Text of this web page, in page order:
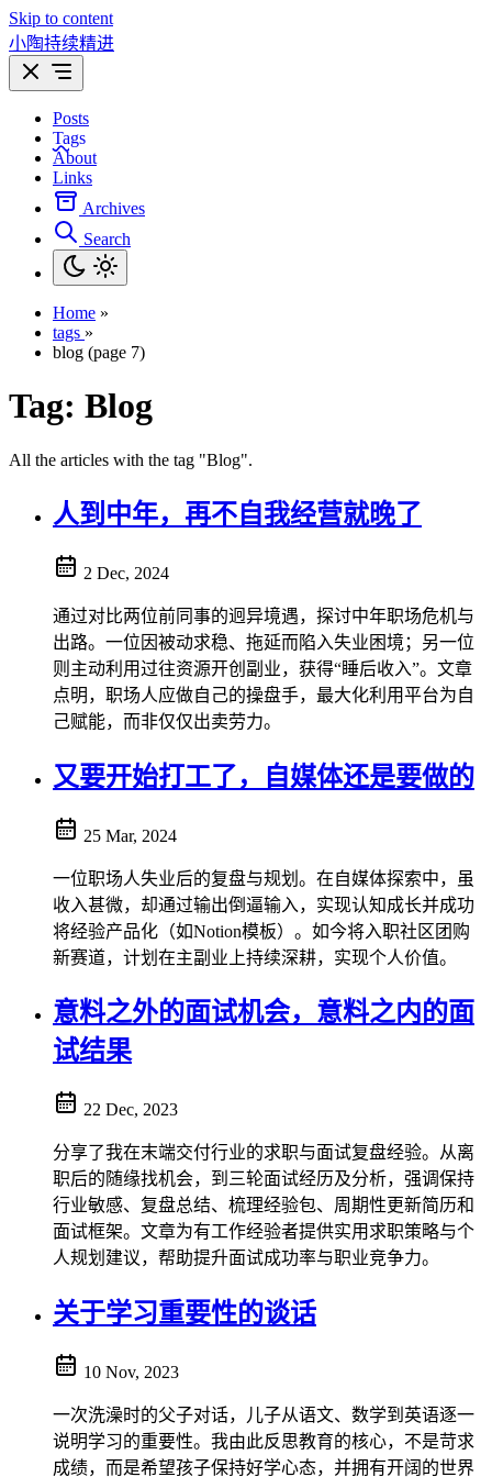
Skip to content
小陶持续精进
Posts
Tags
About
Links
Archives
Search
Home »
tags »
blog (page 7)
Tag: Blog
All the articles with the tag "Blog".
人到中年，再不自我经营就晚了
2 Dec, 2024
通过对比两位前同事的迥异境遇，探讨中年职场危机与
出路。一位因被动求稳、拖延而陷入失业困境；另一位
则主动利用过往资源开创副业，获得“睡后收入”。文章
点明，职场人应做自己的操盘手，最大化利用平台为自
己赋能，而非仅仅出卖劳力。
又要开始打工了，自媒体还是要做的
25 Mar, 2024
一位职场人失业后的复盘与规划。在自媒体探索中，虽
收入甚微，却通过输出倒逼输入，实现认知成长并成功
将经验产品化（如Notion模板）。如今将入职社区团购
新赛道，计划在主副业上持续深耕，实现个人价值。
意料之外的面试机会，意料之内的面
试结果
22 Dec, 2023
分享了我在末端交付行业的求职与面试复盘经验。从离
职后的随缘找机会，到三轮面试经历及分析，强调保持
行业敏感、复盘总结、梳理经验包、周期性更新简历和
面试框架。文章为有工作经验者提供实用求职策略与个
人规划建议，帮助提升面试成功率与职业竞争力。
关于学习重要性的谈话
10 Nov, 2023
一次洗澡时的父子对话，儿子从语文、数学到英语逐一
说明学习的重要性。我由此反思教育的核心，不是苛求
成绩，而是希望孩子保持好学心态，并拥有开阔的世界